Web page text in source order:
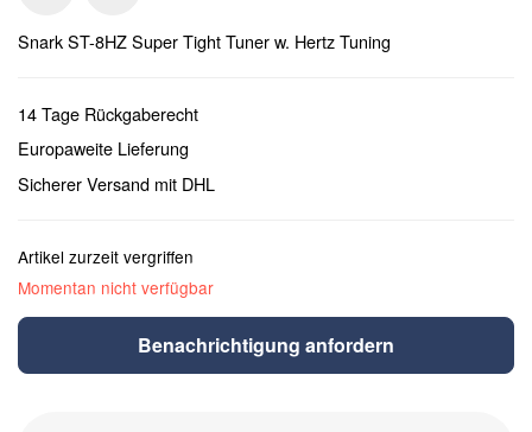
Snark ST-8HZ Super Tight Tuner w. Hertz Tuning
14 Tage Rückgaberecht
Europaweite Lieferung
Sicherer Versand mit DHL
Artikel zurzeit vergriffen
Momentan nicht verfügbar
Benachrichtigung anfordern